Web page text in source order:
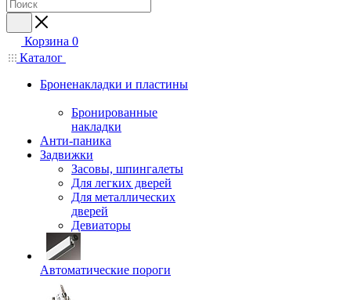
Корзина 0
Каталог
Броненакладки и пластины
Бронированные
накладки
Анти-паника
Задвижки
Засовы, шпингалеты
Для легких дверей
Для металлических
дверей
Девиаторы
Автоматические пороги